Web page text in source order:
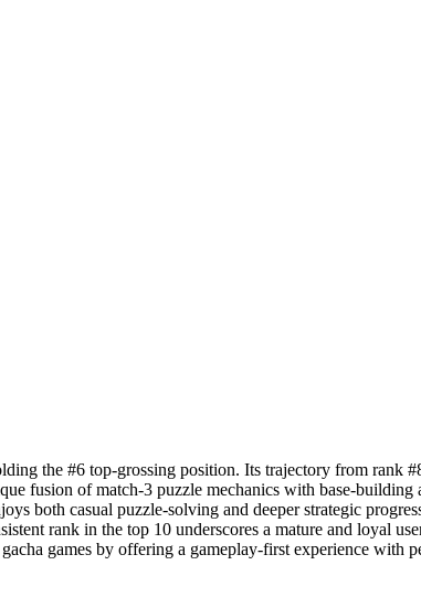
the #6 top-grossing position. Its trajectory from rank
fusion of match-3 puzzle mechanics with base-building
both casual puzzle-solving and deeper strategic
rank in the top 10 underscores a mature and loyal
games by offering a gameplay-first experience with